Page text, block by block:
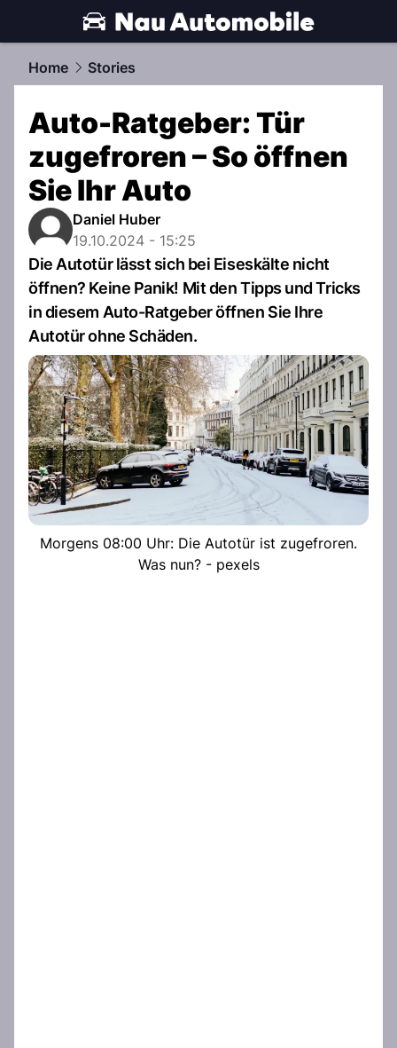
automobile.NAU.ch
Home Stories
Auto-Ratgeber: Tür
zugefroren – So öffnen
Sie Ihr Auto
Daniel Huber
19.10.2024 - 15:25
Die Autotür lässt sich bei Eiseskälte nicht
öffnen? Keine Panik! Mit den Tipps und Tricks
in diesem Auto-Ratgeber öffnen Sie Ihre
Autotür ohne Schäden.
Morgens 08:00 Uhr: Die Autotür ist zugefroren.
Was nun? - pexels